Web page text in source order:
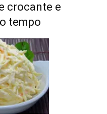
crocante e
tempo